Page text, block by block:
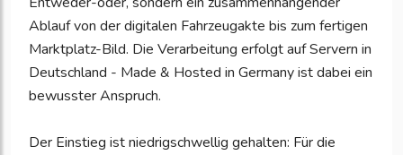
Ablauf von der digitalen Fahrzeugakte bis zum fertigen
Marktplatz-Bild. Die Verarbeitung erfolgt auf Servern in
Deutschland - Made & Hosted in Germany ist dabei ein
bewusster Anspruch.
Der Einstieg ist niedrigschwellig gehalten: Für die